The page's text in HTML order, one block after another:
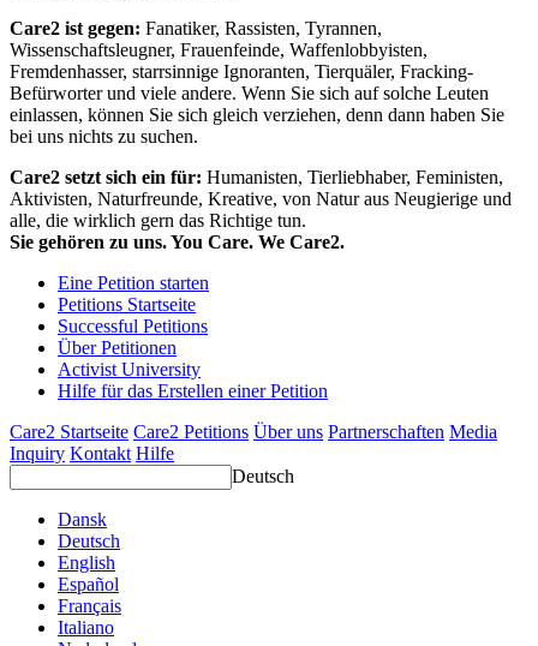
Care2 ist gegen: Fanatiker, Rassisten, Tyrannen,
Wissenschaftsleugner, Frauenfeinde, Waffenlobbyisten,
Fremdenhasser, starrsinnige Ignoranten, Tierquäler, Fracking-
Befürworter und viele andere. Wenn Sie sich auf solche Leuten
einlassen, können Sie sich gleich verziehen, denn dann haben Sie
bei uns nichts zu suchen.
Care2 setzt sich ein für: Humanisten, Tierliebhaber, Feministen,
Aktivisten, Naturfreunde, Kreative, von Natur aus Neugierige und
alle, die wirklich gern das Richtige tun.
Sie gehören zu uns. You Care. We Care2.
Eine Petition starten
Petitions Startseite
Successful Petitions
Über Petitionen
Activist University
Hilfe für das Erstellen einer Petition
Care2 Startseite Care2 Petitions Über uns Partnerschaften Media
Inquiry Kontakt Hilfe
Deutsch
Dansk
Deutsch
English
Español
Français
Italiano